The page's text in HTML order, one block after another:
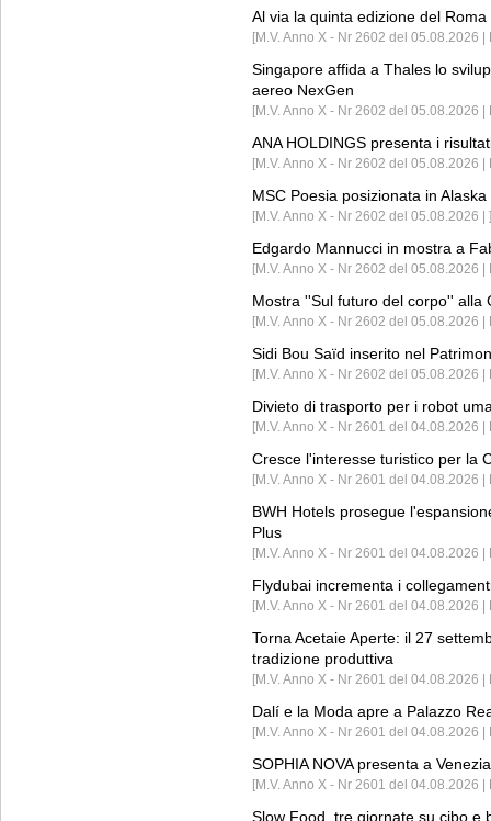
Al via la quinta edizione del
[M.V. Anno X - Nr 2602 del 05.08.2026 |
Singapore affida a Thales lo
aereo NexGen
[M.V. Anno X - Nr 2602 del 05.08.2026
ANA HOLDINGS presenta i
[M.V. Anno X - Nr 2602 del 05.08.2026
MSC Poesia posizionata in
[M.V. Anno X - Nr 2602 del 05.08.2026 | ]
Edgardo Mannucci in mostra a
[M.V. Anno X - Nr 2602 del 05.08.2026 |
Mostra ''Sul futuro del corpo'' alla
[M.V. Anno X - Nr 2602 del 05.08.2026
Sidi Bou Saïd inserito nel
[M.V. Anno X - Nr 2602 del 05.08.2026
Divieto di trasporto per i robot
[M.V. Anno X - Nr 2601 del 04.08.2026
Cresce l'interesse turistico per la
[M.V. Anno X - Nr 2601 del 04.08.2026 |
BWH Hotels prosegue
Plus
[M.V. Anno X - Nr 2601 del 04.08.2026 |
Flydubai incrementa i
[M.V. Anno X - Nr 2601 del 04.08.2026 |
Torna Acetaie Aperte: il 27
tradizione produttiva
[M.V. Anno X - Nr 2601 del 04.08.2026 |
Dalí e la Moda apre a Palazzo
[M.V. Anno X - Nr 2601 del 04.08.2026 |
SOPHIA NOVA presenta a
[M.V. Anno X - Nr 2601 del 04.08.2026
Slow Food, tre giornate su cibo e